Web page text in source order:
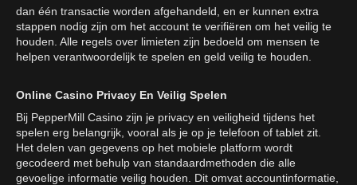
dan één transactie worden afgehandeld, en er kunnen extra
stappen nodig zijn om het account te verifiëren om het veilig te
houden. Alle regels over limieten zijn bedoeld om mensen te
helpen verantwoordelijk te spelen en geld veilig te houden.
Online Casino Privacy En Veilig Spelen
Bij PepperMill Casino zijn je privacy en veiligheid tijdens het
spelen erg belangrijk, vooral als je op je telefoon of tablet zit.
Het delen van gegevens op het mobiele platform wordt
gecodeerd met behulp van standaardmethoden die alle
gevoelige informatie veilig houden. Dit omvat accountinformatie,